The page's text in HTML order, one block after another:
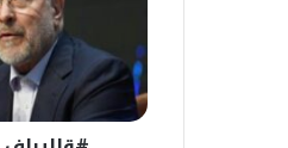
سيقابل
برد
حاسم.